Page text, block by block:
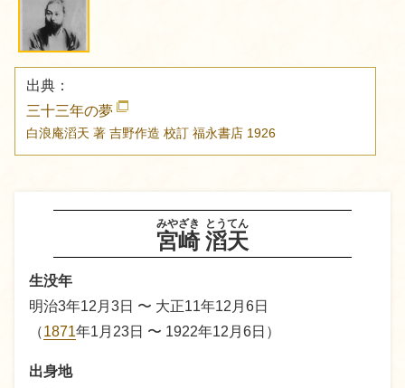
宮崎
みやざき
滔天
とうてん
生没年
明治3年12月3日 〜 大正11年12月6日
（1871年1月23日 〜 1922年12月6日）
出身地
出典：
三十三年の夢
白浪庵滔天 著 吉野作造 校訂 福永書店 1926